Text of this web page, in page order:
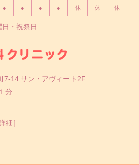
● ● ● ● 休 休 休
・祝祭日
7-14 サン・アヴィート2F
分
細］